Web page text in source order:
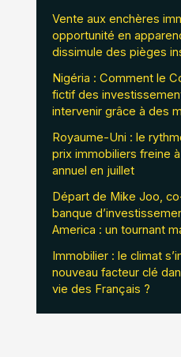
Vente aux enchères
opportunité en
dissimule des pièges
Nigéria : Comment le
fictif des
intervenir grâce à des
Royaume-Uni : le
prix immobiliers freine
annuel en juillet
Départ de Mike Joo,
banque
America : un tournant
Immobilier : le climat
nouveau facteur clé
vie des Français ?